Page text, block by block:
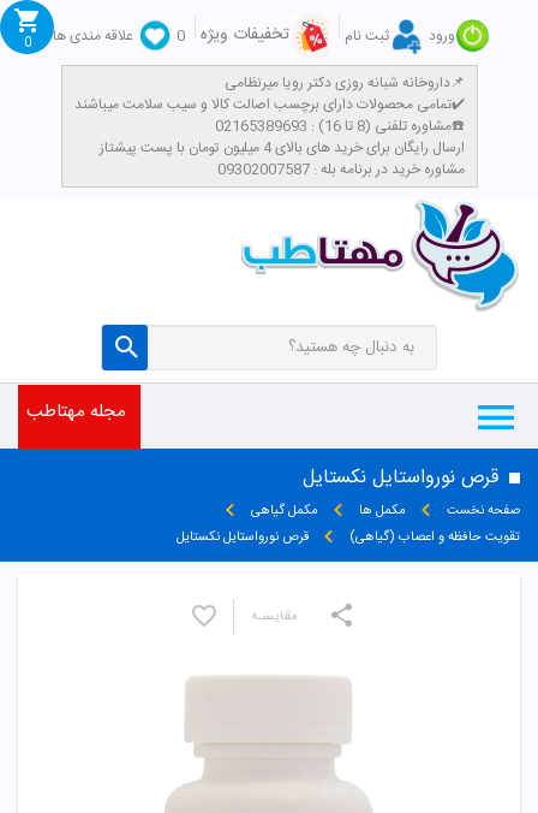
ورود ثبت نام تخفیفات ویژه 0
علاقه مندی ها
داروخانه شبانه روزی دکتر رویا میرنظامی📌
تمامی محصولات دارای برچسب اصالت کالا و سیب سلامت میباشند✔️
مشاوره تلفنی (8 تا 16) : 02165389693☎️
​ارسال رایگان برای خرید های بالای 4 میلیون تومان با پست پیشتاز
مشاوره خرید در برنامه بله : 09302007587
0
مجله مهتاطب
قرص نورواستایل نکستایل
صفحه نخست مکمل ها
مکمل گیاهی
تقویت حافظه و اعصاب (گیاهی)
قرص نورواستایل نکستایل
مقایسـه